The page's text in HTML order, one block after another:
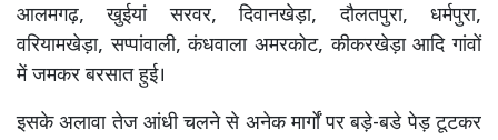
आलमगढ़, खुईयां सरवर, दिवानखेड़ा, दौलतपुरा, धर्मपुरा,
वरियामखेड़ा, सप्पांवाली, कंधवाला अमरकोट, कीकरखेड़ा आदि गांवों
में जमकर बरसात हुई।
इसके अलावा तेज आंधी चलने से अनेक मार्गों पर बड़े-बडे पेड़ टूटकर